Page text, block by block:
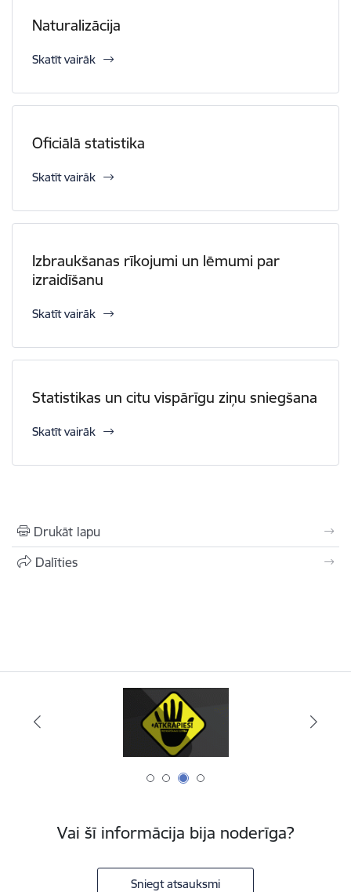
Naturalizācija
Skatīt vairāk
Oficiālā statistika
Skatīt vairāk
Izbraukšanas rīkojumi un lēmumi par
izraidīšanu
Skatīt vairāk
Statistikas un citu vispārīgu ziņu sniegšana
Skatīt vairāk
Drukāt lapu
Dalīties
Vai šī informācija bija noderīga?
Sniegt atsauksmi